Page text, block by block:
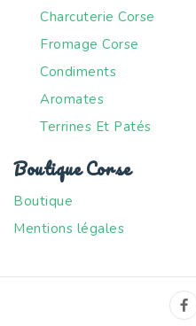
Charcuterie Corse
Fromage Corse
Condiments
Aromates
Terrines Et Patés
Boutique Corse
Boutique
Mentions légales